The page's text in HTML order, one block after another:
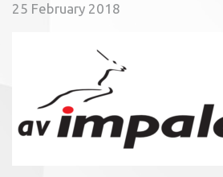
25 February 2018